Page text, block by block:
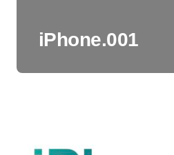
iPhone.001